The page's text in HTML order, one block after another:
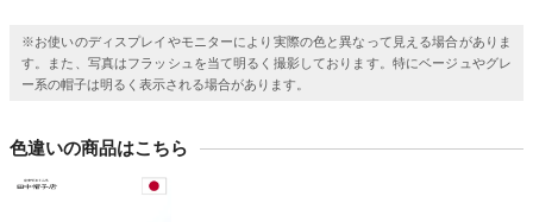
※お使いのディスプレイやモニターにより実際の色と異なって見える場合がありま
す。また、写真はフラッシュを当て明るく撮影しております。特にベージュやグレ
ー系の帽子は明るく表示される場合があります。
色違いの商品はこちら